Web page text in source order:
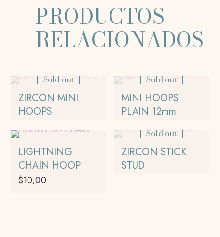
PRODUCTOS
RELACIONADOS
Sold out
ZIRCON MINI
HOOPS
Sold out
MINI HOOPS
PLAIN 12mm
LIGHTNING
CHAIN HOOP
$10,00
Sold out
ZIRCON STICK
STUD